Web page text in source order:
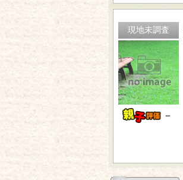
現地未調査
－